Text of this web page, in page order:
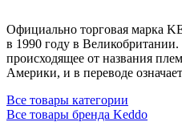
Официально торговая марка
в 1990 году в
происходящее от названия
Америки, и в переводе
Все товары категории
Все товары бренда Keddo